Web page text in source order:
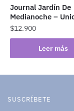
Journal Jardín De
Medianoche –
$12.900
Leer más
SUSCRÍBETE